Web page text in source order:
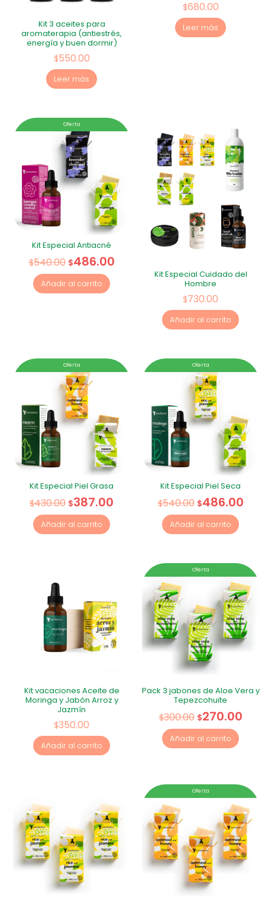
Kit 3 aceites para
aromaterapia (antiestrés,
energía y buen dormir)
$550.00
Leer más
$680.00
Leer más
Oferta
Kit Especial Antiacné
$540.00 $486.00
Añadir al carrito
Kit Especial Cuidado del
Hombre
$730.00
Añadir al carrito
Oferta
Kit Especial Piel Grasa
$430.00 $387.00
Añadir al carrito
Oferta
Kit Especial Piel Seca
$540.00 $486.00
Añadir al carrito
Kit vacaciones Aceite de
Moringa y Jabón Arroz y
Jazmín
$350.00
Añadir al carrito
Oferta
Pack 3 jabones de Aloe Vera y
Tepezcohuite
$300.00 $270.00
Añadir al carrito
Oferta